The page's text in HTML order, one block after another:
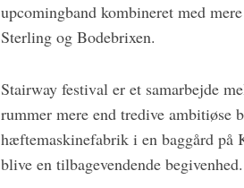
upcomingband kombineret med
Sterling og Bodebrixen.
Stairway festival er et samarbejde
rummer mere end tredive ambitiøse
hæftemaskinefabrik i en baggård
blive en tilbagevendende begivenhed.